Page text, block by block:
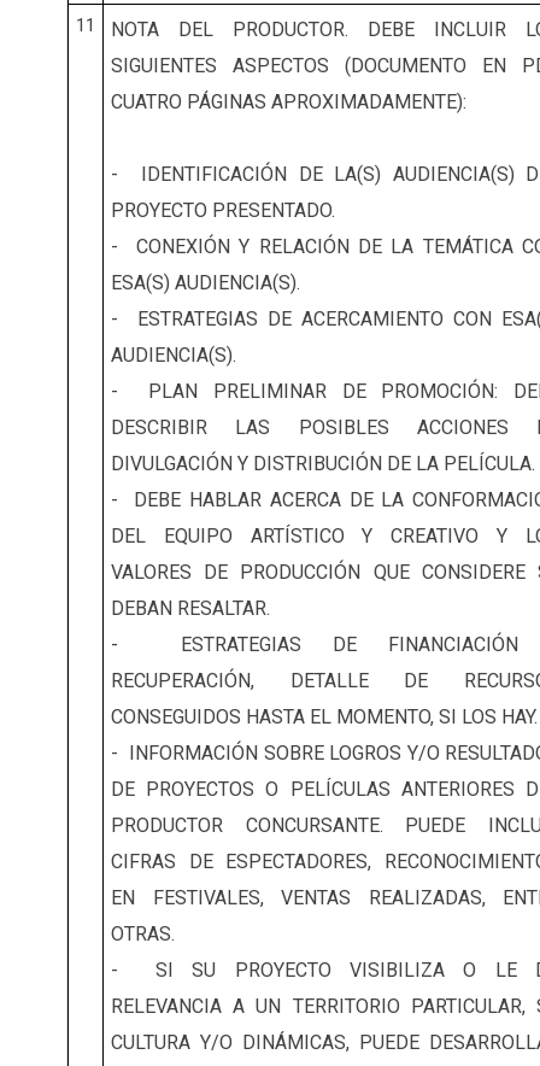
11
NOTA DEL PRODUCTOR. DEBE INCLUIR
SIGUIENTES ASPECTOS (DOCUMENTO EN
CUATRO PÁGINAS APROXIMADAMENTE):
- IDENTIFICACIÓN DE LA(S) AUDIENCIA(S)
PROYECTO PRESENTADO.
- CONEXIÓN Y RELACIÓN DE LA TEMÁTICA
ESA(S) AUDIENCIA(S).
- ESTRATEGIAS DE ACERCAMIENTO CON
AUDIENCIA(S).
- PLAN PRELIMINAR DE PROMOCIÓN:
DESCRIBIR LAS POSIBLES ACCIONES
DIVULGACIÓN Y DISTRIBUCIÓN DE LA PELÍCULA.
- DEBE HABLAR ACERCA DE LA
DEL EQUIPO ARTÍSTICO Y CREATIVO Y
VALORES DE PRODUCCIÓN QUE CONSIDERE
DEBAN RESALTAR.
- ESTRATEGIAS DE
RECUPERACIÓN, DETALLE DE
CONSEGUIDOS HASTA EL MOMENTO, SI LOS HAY.
- INFORMACIÓN SOBRE LOGROS Y/O
DE PROYECTOS O PELÍCULAS ANTERIORES
PRODUCTOR CONCURSANTE. PUEDE
CIFRAS DE ESPECTADORES,
EN FESTIVALES, VENTAS REALIZADAS,
OTRAS.
- SI SU PROYECTO VISIBILIZA O LE
RELEVANCIA A UN TERRITORIO PARTICULAR,
CULTURA Y/O DINÁMICAS, PUEDE